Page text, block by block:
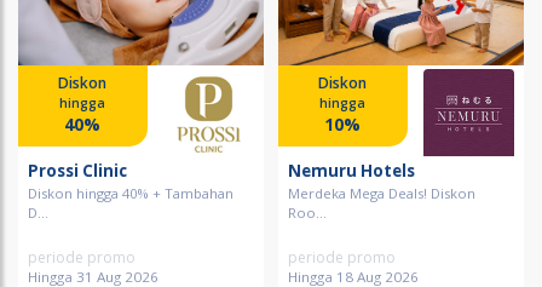
Diskon
hingga
40%
Prossi Clinic
Diskon hingga 40% + Tambahan
D...
periode promo
Hingga 31 Aug 2026
Diskon
hingga
10%
Nemuru Hotels
Merdeka Mega Deals! Diskon
Roo...
periode promo
Hingga 18 Aug 2026